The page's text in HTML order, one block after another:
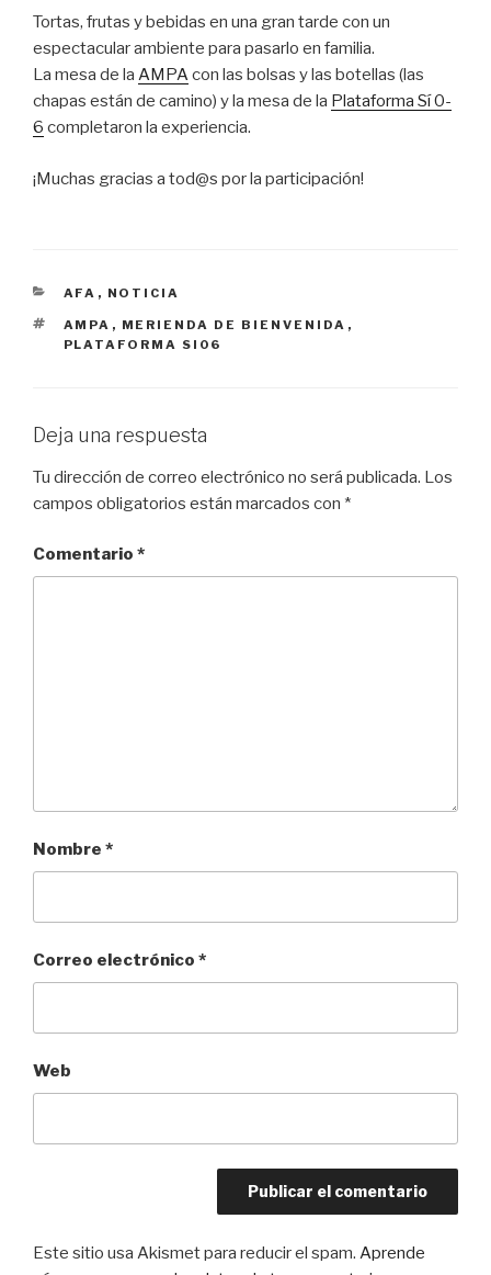
Tortas, frutas y bebidas en una gran tarde con un
espectacular ambiente para pasarlo en familia.
La mesa de la AMPAcon las bolsas y las botellas (las
chapas están de camino) y la mesa de la Plataforma Sí 0-
6 completaron la experiencia.
¡Muchas gracias a tod@s por la participación!
CATEGORÍAS
AFA , NOTICIA
ETIQUETAS
AMPA , MERIENDA DE BIENVENIDA ,
PLATAFORMA SI06
Deja una respuesta
Tu dirección de correo electrónico no será publicada. Los
campos obligatorios están marcados con *
Comentario *
Nombre *
Correo electrónico *
Web
Este sitio usa Akismet para reducir el spam. Aprende